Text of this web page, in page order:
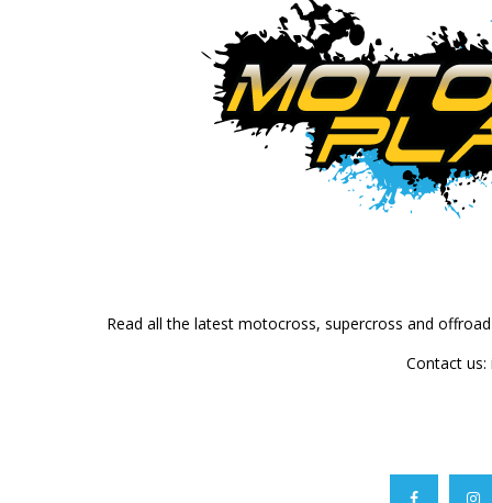
Read all the latest motocross, supercross and
Contact us: